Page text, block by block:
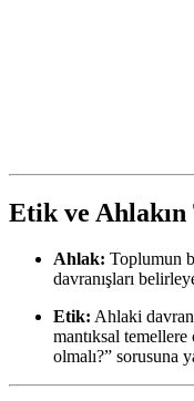
Etik ve Ahlakın
Ahlak: Toplumun
davranışları
Etik: Ahlaki
mantıksal
olmalı?” sorusuna